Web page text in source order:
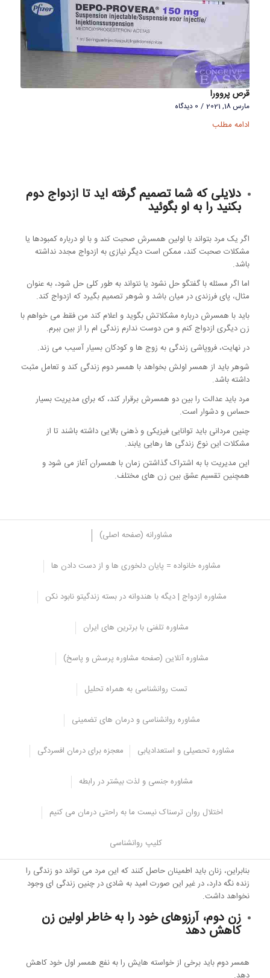
قرص پروورا
مارس 18, 2021 / 0 دیدگاه
ادامه مطلب
دلایلی که شما تصمیم گرفته اید تا ازدواج دوم
بکنید را به او بگوئید
اگر یک مرد بتواند با اولین همسرش صحبت کند و با او درباره کمبودها یا
مشکلات صحبت کند، ممکن است دیگر نیازی به ازدواج مجدد نداشته
باشد.
اما اگر مسئله با گفتگو حل نشود یا نتواند به طور کلی حل شود، به عنوان
مثال، پای فرزندی در میان باشد و شوهر تصمیم بگیرد که ازدواج کند.
باید با همسرش درباره مشکلاتش بگوید و اعلام کند من فقط می خواهم با
زن دیگری ازدواج کنم و من دوست ندارم زندگی ام را از بین ببرم.
در نهایت، فروپاشی زندگی به زوج ها و کودکان بسیار آسیب می زند.
شوهر باید از همسر اولش بخواهد با همسر دوم زندگی کند و تعامل مثبت
داشته باشد.
مرد باید عدالت را بین دو همسرش برقرار کند، که برای مدیریت بسیار
حساس و دشوار است.
چنین مردانی باید توانایی فیزیکی و ذهنی بالایی داشته باشند تا از
مشکلات این نوع زندگی ها رهایی یابند.
این مدیریت با به اشتراک گذاشتن زمان با همسران آغاز می شود و
همچنین تقسیم عشق بین زن های مختلف.
مشاورانه (صفحه اصلی)
مشاوره خانواده = پایان دلخوری ها و از دست دادن ها
مشاوره ازدواج | دیگه با هندوانه در بسته زندگیتو نابود نکن
مشاوره تلفنی با برترین های ایران
مشاوره آنلاین (صفحه مشاوره پرسش و پاسخ)
تست روانشناسی به همراه تحلیل
مشاوره روانشناسی و درمان های تضمینی
مشاوره تحصیلی و استعدادیابی معجزه برای درمان افسردگی
مشاوره جنسی و لذت بیشتر در رابطه
اختلال روان ترسناک نیست ما به راحتی درمان می کنیم
کلیپ روانشناسی
زن دوم، مرد را ارزیابی کند
زناني كه مي خواهند با يك مرد متاهل ازدواج كنند و به اصطلاح هووي
زن ديگري هستند اولين و مهم ترين چالش شان بررسي وضعيت فرد
به عنوان مثال، زن دوم باید بررسی کرده و ببینید که مشکلات اصلی مرد
مردانی هستند که همسر دوم را گرفته و بعد از مدتی به این نتیجه می
رسند که قدرت اقتصادی ندارد تا دو زندگی را مدیریت کنند و سپس
تصمیم می گیرند که همسر دوم را طلاق دهند.
به عنوان مثال، یک مرد می گوید من نمی توانم دو خانه بگیرم بنابراین
مسئله اقتصادی در چنین زندگی بسیار مهم است.
در چنین مواردی، مرد باید توانایی مدیریت مسائل عاطفی بین دو همسر را
به عبارت دیگر، باید ظرفیت روانی خوبی داشته باشد تا بتواند هر دو همسر
را دوست داشته باشد و از هر دو طرف حمایت خوبی داشته باشد.
بنابراین، زنان باید اطمینان حاصل کنند که این مرد می تواند دو زندگی را
زنده نگه دارد، در غیر این صورت امید به شادی در چنین زندگی ای وجود
نخواهد داشت.
زن دوم، آرزوهای خود را به خاطر اولین زن
کاهش دهد
همسر دوم باید برخی از خواسته هایش را به نفع همسر اول خود کاهش